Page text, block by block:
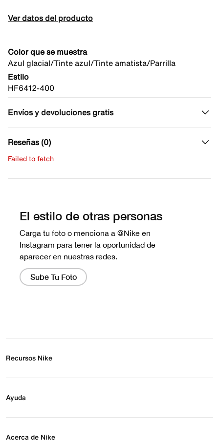
Ver datos del producto
Color que se muestra
Azul glacial/Tinte azul/Tinte amatista/Parrilla
Estilo
HF6412-400
Envíos y devoluciones gratis
Reseñas (0)
Failed to fetch
Recursos Nike
Regístrate para recibir correos
Ayuda
Preguntas frecuentes
Acerca de Nike